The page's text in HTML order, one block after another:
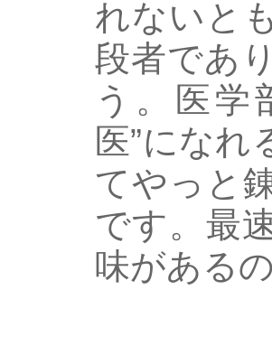
れないと
段者であ
う。医学
医”になれ
てやっと
です。最
味がある